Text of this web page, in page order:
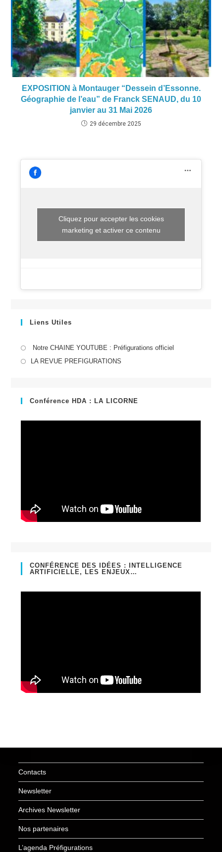
EXPOSITION à Montauger “Dessein d’Essonne.
Géographie de l’eau” de Franck SENAUD, du 10
janvier au 31 Mai 2026
29 décembre 2025
Cliquez pour accepter les cookies
marketing et activer ce contenu
Liens Utiles
Notre CHAINE YOUTUBE : Préfigurations officiel
LA REVUE PREFIGURATIONS
nouvel
Conférence HDA : LA LICORNE
CONFÉRENCE DES IDÉES : INTELLIGENCE
ARTIFICIELLE, LES ENJEUX…
Contacts
Newsletter
Archives Newsletter
Nos partenaires
L’agenda Préfigurations